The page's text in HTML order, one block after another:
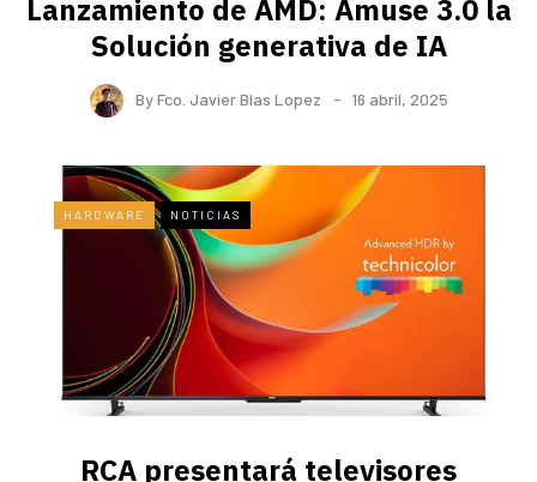
Lanzamiento de AMD: Amuse 3.0 la
Solución generativa de IA
ByFco. Javier Blas Lopez 16 abril, 2025
HARDWARE NOTICIAS
RCA presentará televisores